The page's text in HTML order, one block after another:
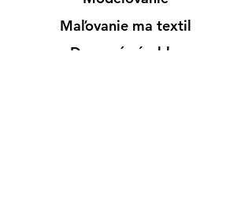
Maľovanie ma textil
Drevené výrobky